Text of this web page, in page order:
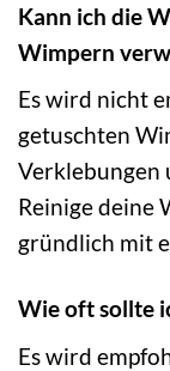
Kann ich die
Wimpern
Es wird nicht
getuschten
Verklebungen
Reinige deine
gründlich mit
Wie oft sollte
Es wird